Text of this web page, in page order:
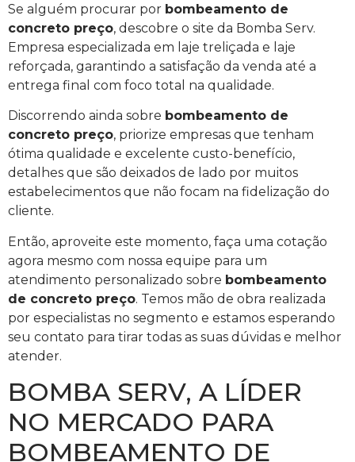
Se alguém procurar por bombeamento de
concreto preço, descobre o site da Bomba Serv.
Empresa especializada em laje treliçada e laje
reforçada, garantindo a satisfação da venda até a
entrega final com foco total na qualidade.
Discorrendo ainda sobre bombeamento de
concreto preço, priorize empresas que tenham
ótima qualidade e excelente custo-benefício,
detalhes que são deixados de lado por muitos
estabelecimentos que não focam na fidelização do
cliente.
Então, aproveite este momento, faça uma cotação
agora mesmo com nossa equipe para um
atendimento personalizado sobre bombeamento
de concreto preço. Temos mão de obra realizada
por especialistas no segmento e estamos esperando
seu contato para tirar todas as suas dúvidas e melhor
atender.
BOMBA SERV, A LÍDER
NO MERCADO PARA
BOMBEAMENTO DE